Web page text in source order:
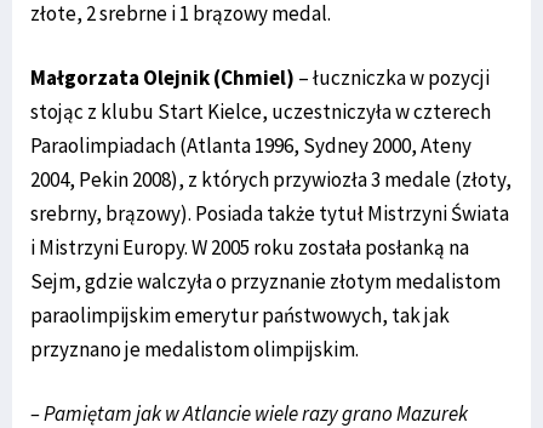
złote, 2 srebrne i 1 brązowy medal.
Małgorzata Olejnik (Chmiel) – łuczniczka w pozycji
stojąc z klubu Start Kielce, uczestniczyła w czterech
Paraolimpiadach (Atlanta 1996, Sydney 2000, Ateny
2004, Pekin 2008), z których przywiozła 3 medale (złoty,
srebrny, brązowy). Posiada także tytuł Mistrzyni Świata
i Mistrzyni Europy. W 2005 roku została posłanką na
Sejm, gdzie walczyła o przyznanie złotym medalistom
paraolimpijskim emerytur państwowych, tak jak
przyznano je medalistom olimpijskim.
– Pamiętam jak w Atlancie wiele razy grano Mazurek